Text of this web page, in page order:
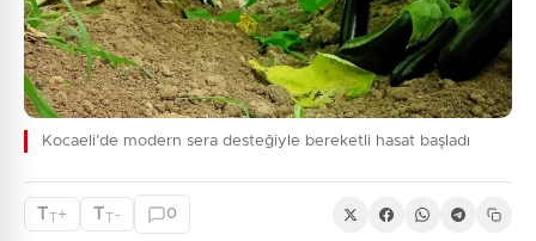
Kocaeli’de modern sera desteğiyle bereketli hasat başladı
TT+ TT - 0